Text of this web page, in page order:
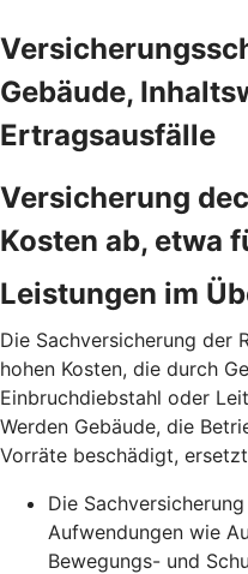
Gebäude,
Ertragsausfälle
Versicherung
Kosten ab, etwa
Leistungen im
Die Sachversicherung der
hohen Kosten, die durch
Einbruchdiebstahl oder
Werden Gebäude, die
Vorräte beschädigt,
Die
Aufwendungen wie
Bewegungs- und